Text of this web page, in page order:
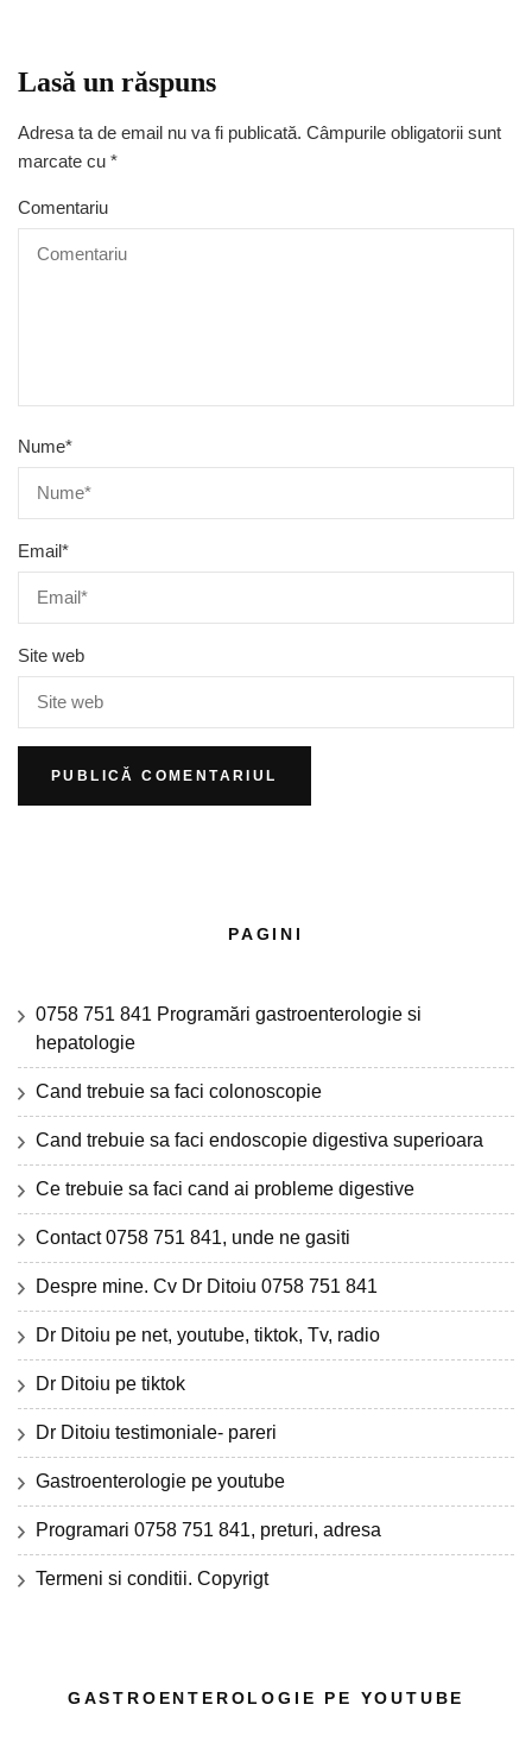
Lasă un răspuns
Adresa ta de email nu va fi publicată. Câmpurile obligatorii sunt
marcate cu *
Comentariu
Nume*
Email*
Site web
PAGINI
0758 751 841 Programări gastroenterologie si
hepatologie
Cand trebuie sa faci colonoscopie
Cand trebuie sa faci endoscopie digestiva superioara
Ce trebuie sa faci cand ai probleme digestive
Contact 0758 751 841, unde ne gasiti
Despre mine. Cv Dr Ditoiu 0758 751 841
Dr Ditoiu pe net, youtube, tiktok, Tv, radio
Dr Ditoiu pe tiktok
Dr Ditoiu testimoniale- pareri
Gastroenterologie pe youtube
Programari 0758 751 841, preturi, adresa
Termeni si conditii. Copyrigt
GASTROENTEROLOGIE PE YOUTUBE